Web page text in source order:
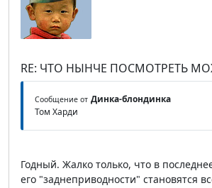
RE: ЧТО НЫНЧЕ ПОСМОТРЕТЬ
Сообщение от Динка-блондинка
Том Харди
Годный. Жалко только, что в
его "заднеприводности" становятся